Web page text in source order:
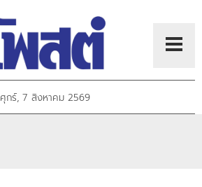
ศุกร์, 7 สิงหาคม 2569